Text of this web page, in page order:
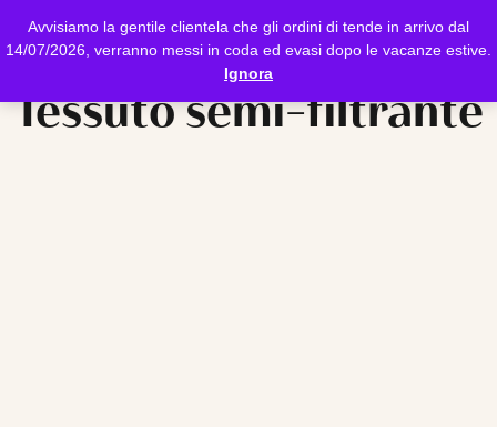
Avvisiamo la gentile clientela che gli ordini di tende in arrivo dal
14/07/2026, verranno messi in coda ed evasi dopo le vacanze estive.
Ignora
Tessuto semi-filtrante